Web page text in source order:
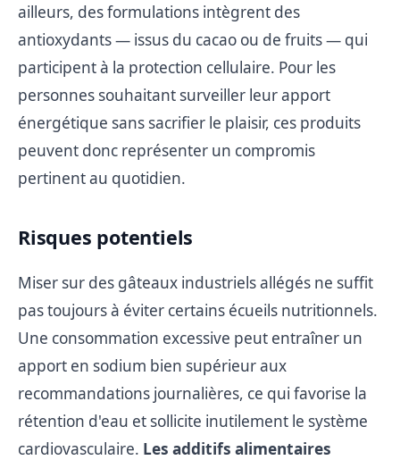
ailleurs, des formulations intègrent des
antioxydants — issus du cacao ou de fruits — qui
participent à la protection cellulaire. Pour les
personnes souhaitant surveiller leur apport
énergétique sans sacrifier le plaisir, ces produits
peuvent donc représenter un compromis
pertinent au quotidien.
Risques potentiels
Miser sur des gâteaux industriels allégés ne suffit
pas toujours à éviter certains écueils nutritionnels.
Une consommation excessive peut entraîner un
apport en sodium bien supérieur aux
recommandations journalières, ce qui favorise la
rétention d'eau et sollicite inutilement le système
cardiovasculaire. Les additifs alimentaires